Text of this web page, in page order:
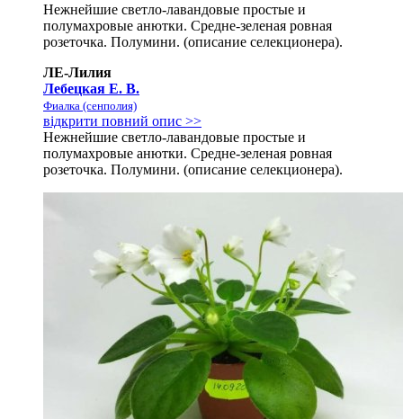
Нежнейшие светло-лавандовые простые и
полумахровые анютки. Средне-зеленая ровная
розеточка. Полумини. (описание селекционера).
ЛЕ-Лилия
Лебецкая Е. В.
Фиалка (сенполия)
відкрити повний опис >>
Нежнейшие светло-лавандовые простые и
полумахровые анютки. Средне-зеленая ровная
розеточка. Полумини. (описание селекционера).